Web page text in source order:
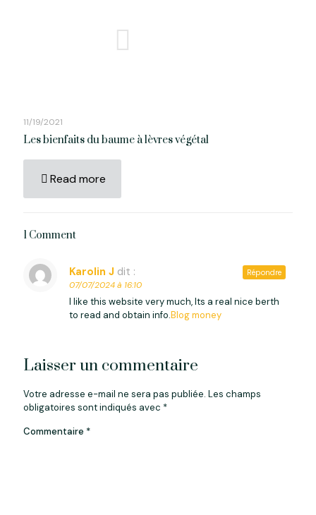
11/19/2021
Les bienfaits du baume à lèvres végétal
Read more
1 Comment
Karolin J dit :
07/07/2024 à 16:10
I like this website very much, Its a real nice berth
to read and obtain info.Blog money
Répondre
Laisser un commentaire
Votre adresse e-mail ne sera pas publiée. Les champs
obligatoires sont indiqués avec *
Commentaire *